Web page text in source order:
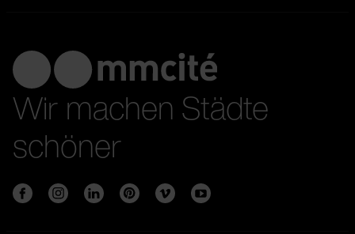
Wir machen Städte
schöner